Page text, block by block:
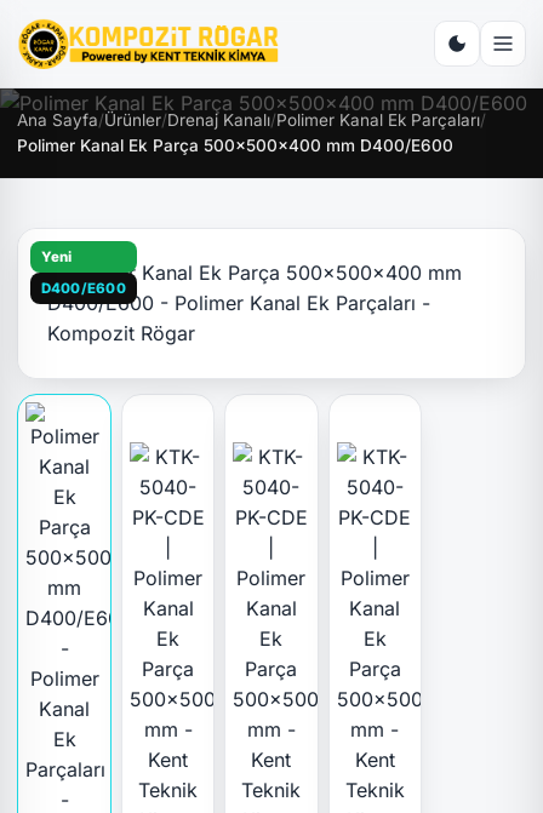
Ana Sayfa/Ürünler/Drenaj Kanalı/Polimer Kanal Ek Parçaları/
Polimer Kanal Ek Parça 500x500x400 mm D400/E600
Yeni
D400/E600